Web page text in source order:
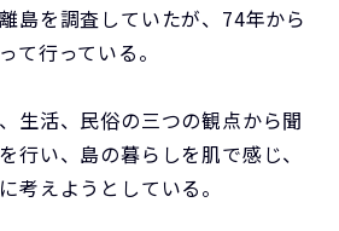
島を調査していたが、74年から
て行っている。
生活、民俗の三つの観点から聞
行い、島の暮らしを肌で感じ、
考えようとしている。